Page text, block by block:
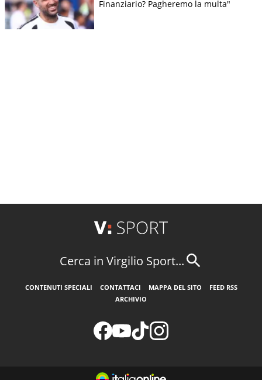
Finanziario? Pagheremo la multa"
Cerca in Virgilio Sport...
CONTENUTI SPECIALI CONTATTACI MAPPA DEL SITO
FEED RSS
ARCHIVIO